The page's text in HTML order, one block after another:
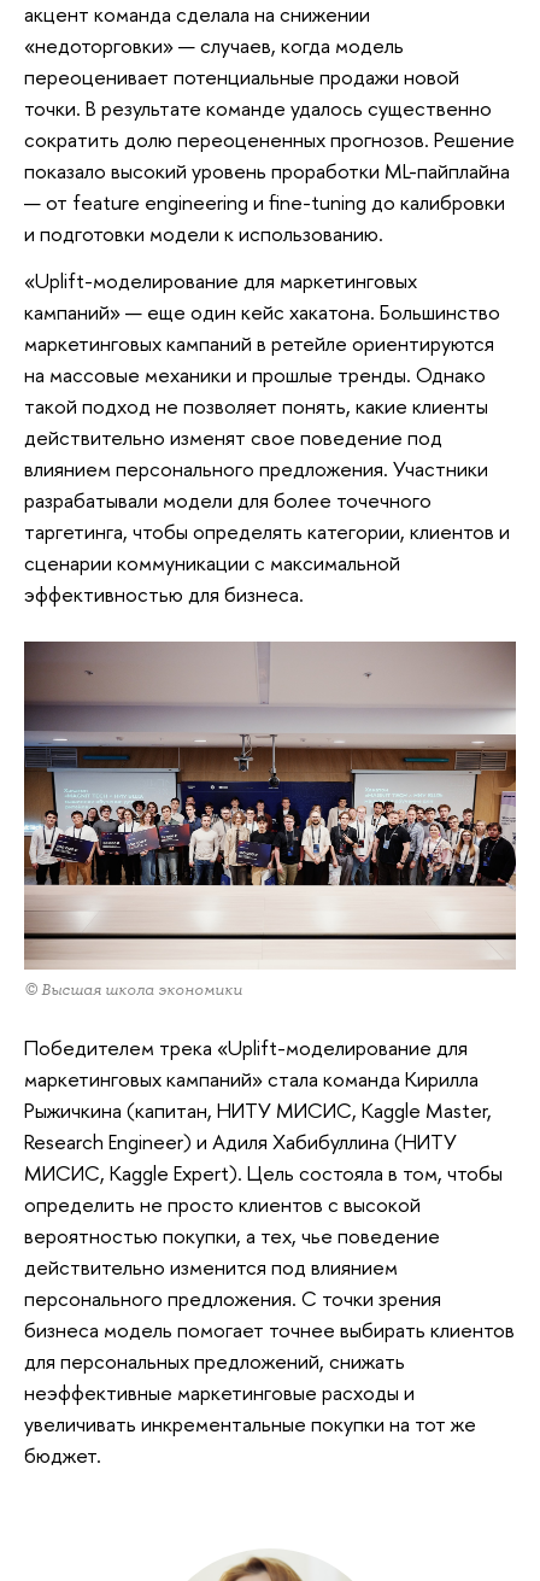
акцент команда сделала на снижении
«недоторговки» — случаев, когда модель
переоценивает потенциальные продажи новой
точки. В результате команде удалось существенно
сократить долю переоцененных прогнозов. Решение
показало высокий уровень проработки ML-пайплайна
— от feature engineering и fine-tuning до калибровки
и подготовки модели к использованию.
«Uplift-моделирование для маркетинговых
кампаний» — еще один кейс хакатона. Большинство
маркетинговых кампаний в ретейле ориентируются
на массовые механики и прошлые тренды. Однако
такой подход не позволяет понять, какие клиенты
действительно изменят свое поведение под
влиянием персонального предложения. Участники
разрабатывали модели для более точечного
таргетинга, чтобы определять категории, клиентов и
сценарии коммуникации с максимальной
эффективностью для бизнеса.
© Высшая школа экономики
Победителем трека «Uplift-моделирование для
маркетинговых кампаний» стала команда Кирилла
Рыжичкина (капитан, НИТУ МИСИС, Kaggle Master,
Research Engineer) и Адиля Хабибуллина (НИТУ
МИСИС, Kaggle Expert). Цель состояла в том, чтобы
определить не просто клиентов с высокой
вероятностью покупки, а тех, чье поведение
действительно изменится под влиянием
персонального предложения. С точки зрения
бизнеса модель помогает точнее выбирать клиентов
для персональных предложений, снижать
неэффективные маркетинговые расходы и
увеличивать инкрементальные покупки на тот же
бюджет.